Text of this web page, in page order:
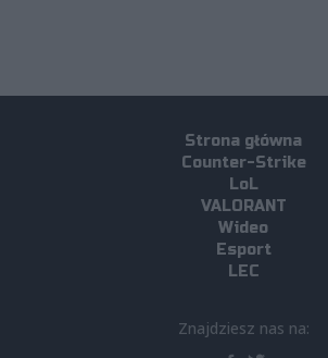
Strona główna
Counter-Strike
LoL
VALORANT
Wideo
Esport
LEC
Znajdziesz nas na: